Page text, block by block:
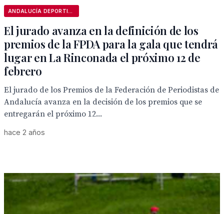
El jurado avanza en la definición de los
premios de la FPDA para la gala que tendrá
lugar en La Rinconada el próximo 12 de
febrero
El jurado de los Premios de la Federación de Periodistas de
Andalucía avanza en la decisión de los premios que se
entregarán el próximo 12...
hace 2 años